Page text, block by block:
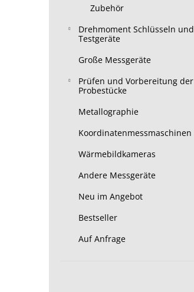
Zubehör
Drehmoment Schlüsseln und
Testgeräte
Große Messgeräte
Prüfen und Vorbereitung der
Probestücke
Metallographie
Koordinatenmessmaschinen
Wärmebildkameras
Andere Messgeräte
Neu im Angebot
Bestseller
Auf Anfrage